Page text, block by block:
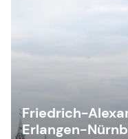
Friedrich-
Erlangen-